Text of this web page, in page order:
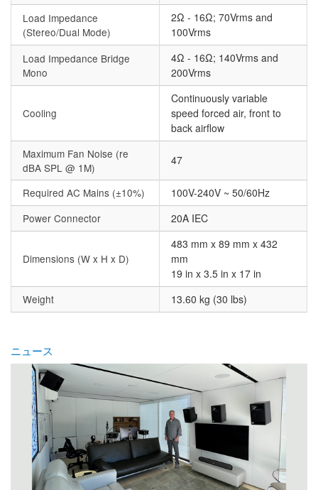
Load Impedance
(Stereo/Dual Mode)
2Ω - 16Ω; 70Vrms and
100Vrms
Load Impedance Bridge
Mono
4Ω - 16Ω; 140Vrms and
200Vrms
Cooling
Continuously variable
speed forced air, front to
back airflow
Maximum Fan Noise (re
dBA SPL @ 1M)
47
Required AC Mains (±10%)
100V-240V ~ 50/60Hz
Power Connector
20A IEC
Dimensions (W x H x D)
483 mm x 89 mm x 432
mm
19 in x 3.5 in x 17 in
Weight
13.60 kg (30 lbs)
ニュース